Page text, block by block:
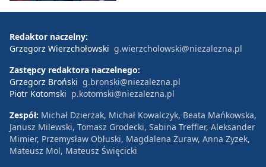
Redaktor naczelny:
Grzegorz Wierzchołowski g.wierzcholowski@niezalezna.pl
Zastępcy redaktora naczelnego:
Grzegorz Broński g.bronski@niezalezna.pl
Piotr Kotomski p.kotomski@niezalezna.pl
Zespół: Michał Dzierżak, Michał Kowalczyk, Beata Mańkowska,
Janusz Milewski, Tomasz Grodecki, Sabina Treffler, Aleksander
Mimier, Przemysław Obłuski, Magdalena Żuraw, Anna Zyzek,
Mateusz Mol, Mateusz Święcicki